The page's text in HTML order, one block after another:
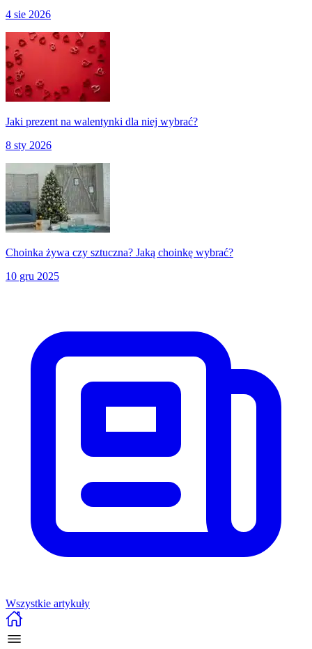
4 sie 2026
Jaki prezent na walentynki dla niej wybrać?
8 sty 2026
Choinka żywa czy sztuczna? Jaką choinkę wybrać?
10 gru 2025
Wszystkie artykuły